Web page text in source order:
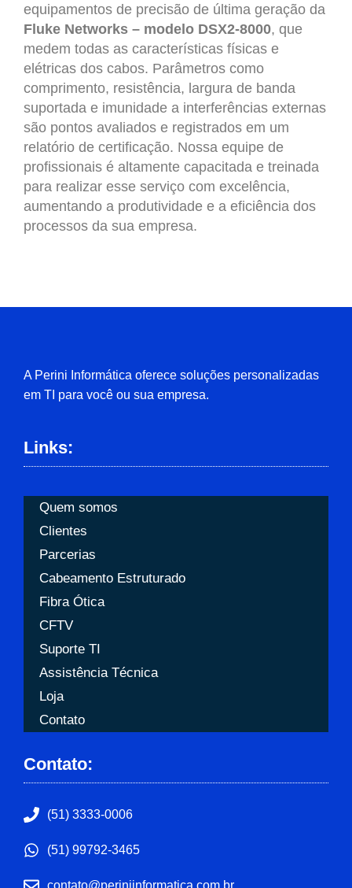
equipamentos de precisão de última geração da
Fluke Networks – modelo DSX2-8000, que
medem todas as características físicas e
elétricas dos cabos. Parâmetros como
comprimento, resistência, largura de banda
suportada e imunidade a interferências externas
são pontos avaliados e registrados em um
relatório de certificação. Nossa equipe de
profissionais é altamente capacitada e treinada
para realizar esse serviço com excelência,
aumentando a produtividade e a eficiência dos
processos da sua empresa.
A Perini Informática oferece soluções personalizadas
em TI para você ou sua empresa.
Links:
Quem somos
Clientes
Parcerias
Cabeamento Estruturado
Fibra Ótica
CFTV
Suporte TI
Assistência Técnica
Loja
Contato
Contato:
(51) 3333-0006
(51) 99792-3465